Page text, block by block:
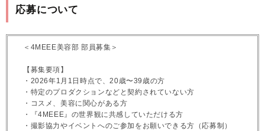
応募について
＜4MEEE美容部 部員募集＞
【募集要項】
・2026年1月1日時点で、20歳〜39歳の方
・特定のプロダクションなどと契約されていない方
・コスメ、美容に関心がある方
・『4MEEE』の世界観に共感していただける方
・撮影協力やイベントへのご参加をお願いできる方（応募制）